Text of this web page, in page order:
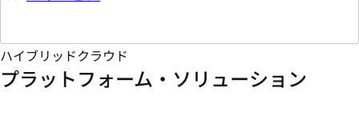
ハイブリッドクラウド
プラットフォーム・ソリューション